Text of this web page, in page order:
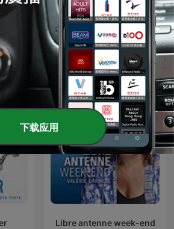
Animal Tales: The Kids'
Story Podcast
Libre antenne week-end
下载应用